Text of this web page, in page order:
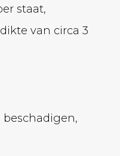
staat,
van circa 3
beschadigen,